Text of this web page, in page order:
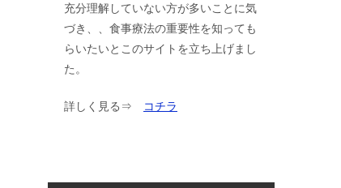
充分理解していない方が多いことに気
づき、、食事療法の重要性を知っても
らいたいとこのサイトを立ち上げまし
た。
詳しく見る⇒ コチラ